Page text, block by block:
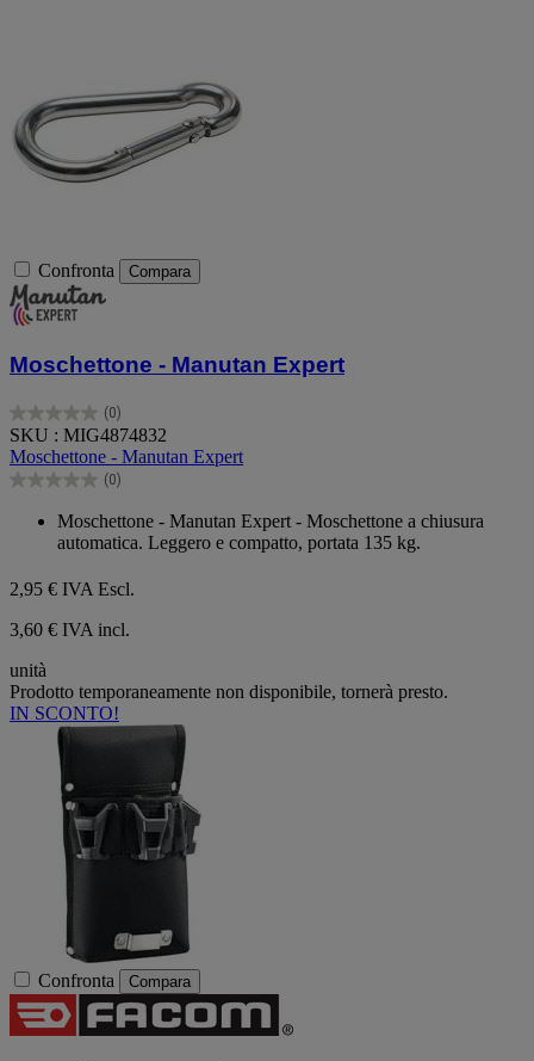
Confronta Compara
Moschettone - Manutan Expert
(0)
0.0
su
5
stelle.
SKU : MIG4874832
Moschettone - Manutan Expert
(0)
0.0
Moschettone - Manutan Expert - Moschettone a chiusura
automatica. Leggero e compatto, portata 135 kg.
2,95 € IVA Escl.
3,60 € IVA incl.
unità
Prodotto temporaneamente non disponibile, tornerà presto.
IN SCONTO!
Confronta Compara